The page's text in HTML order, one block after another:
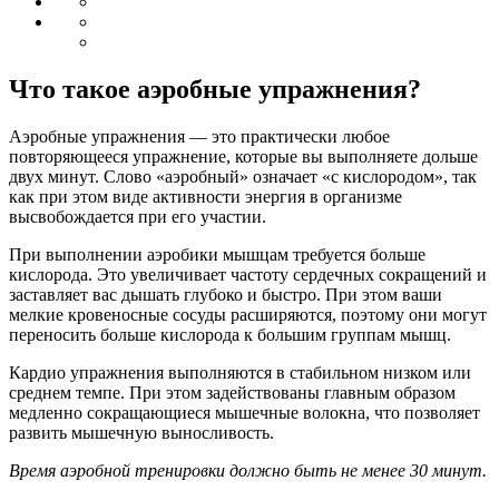
Что такое аэробные упражнения?
Аэробные упражнения — это практически любое
повторяющееся упражнение, которые вы выполняете дольше
двух минут. Слово «аэробный» означает «с кислородом», так
как при этом виде активности энергия в организме
высвобождается при его участии.
При выполнении аэробики мышцам требуется больше
кислорода. Это увеличивает частоту сердечных сокращений и
заставляет вас дышать глубоко и быстро. При этом ваши
мелкие кровеносные сосуды расширяются, поэтому они могут
переносить больше кислорода к большим группам мышц.
Кардио упражнения выполняются в стабильном низком или
среднем темпе. При этом задействованы главным образом
медленно сокращающиеся мышечные волокна, что позволяет
развить мышечную выносливость.
Время аэробной тренировки должно быть не менее 30 минут.